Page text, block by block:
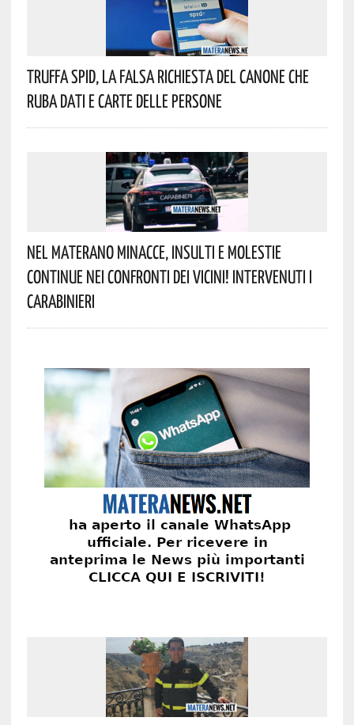
Truffa Spid, La Falsa Richiesta Del Canone Che
Ruba Dati E Carte Delle Persone
Nel Materano Minacce, Insulti E Molestie
Continue Nei Confronti Dei Vicini! Intervenuti I
Carabinieri